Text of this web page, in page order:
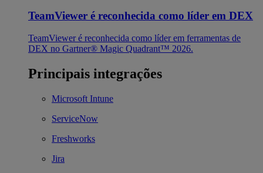
TeamViewer é reconhecida como líder em DEX
TeamViewer é reconhecida como líder em ferramentas de
DEX no Gartner® Magic Quadrant™ 2026.
Principais integrações
Microsoft Intune
ServiceNow
Freshworks
Jira